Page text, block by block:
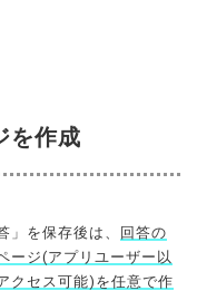
を作成
」を保存後は、 回答の
ージ(アプリユーザー以
クセス可能)を任意で作